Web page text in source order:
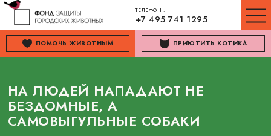
ТЕЛЕФОН :
+7 495 741 1295
ПОМОЧЬ ЖИВОТНЫМ ПРИЮТИТЬ КОТИКА
НА ЛЮДЕЙ НАПАДАЮТ НЕ
БЕЗДОМНЫЕ, А
САМОВЫГУЛЬНЫЕ СОБАКИ